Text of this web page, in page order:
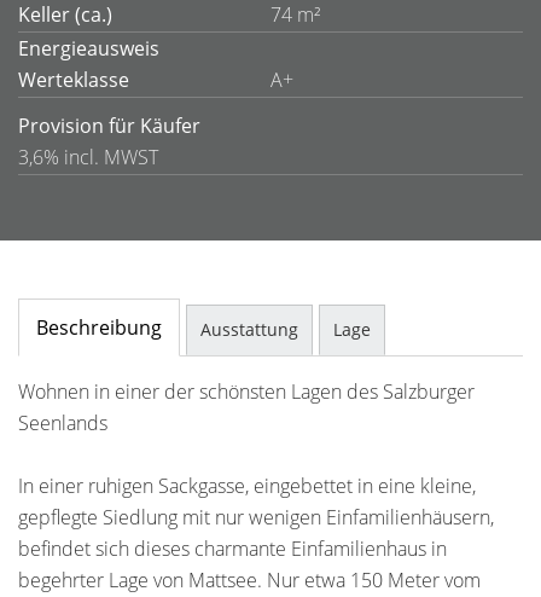
Keller (ca.)
74 m²
Energieausweis
Werteklasse
A+
Provision für Käufer
3,6% incl. MWST
Beschreibung Ausstattung Lage
Wohnen in einer der schönsten Lagen des Salzburger
Seenlands
In einer ruhigen Sackgasse, eingebettet in eine kleine,
gepflegte Siedlung mit nur wenigen Einfamilienhäusern,
befindet sich dieses charmante Einfamilienhaus in
begehrter Lage von Mattsee. Nur etwa 150 Meter vom